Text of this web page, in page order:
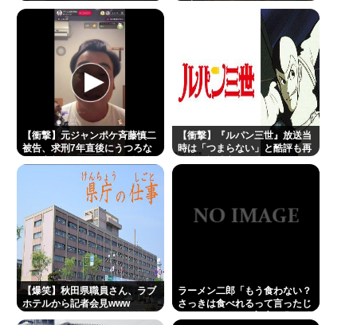
はてな、11億円流出の調査報告書を公開。 偽警察、
口外禁止、残業・休日出勤200時間越、孤立…。やば
すぎて草はえる
糖質寛解傾向なんだが、「猫が満足げな返事して
る」と言ったら母親に「お気の毒w」と言われた
現在ヤフコメ時速ランキング1位の記事がこれ。どう
思う？
ベジットのベジータ要素、ネーミングセンスしかな
Powered by livedoor 相互RSS
ｗ 【Pickup08082952】
【衝撃】元ジャンポケ斉藤慎二
被告、求刑7年直後にうつろな
る・・・・・・・・・
【衝撃】『ルパン三世』放送当
時は「つまらない」と酷評も再
【爆笑】秋田県職員さん、ラブ
ホテルから記者会見www
ラーメン二郎「もう食わない？
さっきは食べれるって言ったじ